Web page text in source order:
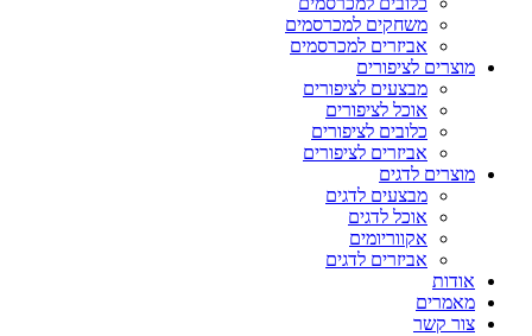
משחקים למכרסמים
אביזרים למכרסמים
מוצרים לציפורים
מבצעים לציפורים
אוכל לציפורים
כלובים לציפורים
אביזרים לציפורים
מוצרים לדגים
מבצעים לדגים
אוכל לדגים
אקווריומים
אביזרים לדגים
אודות
מאמרים
צור קשר